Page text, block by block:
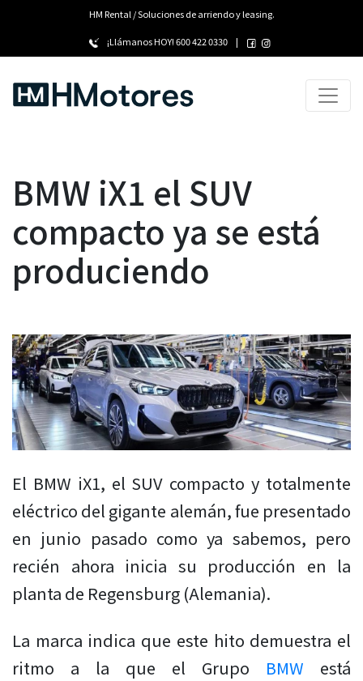
HM Rental / Soluciones de arriendo y leasing.
¡Llámanos HOY!600 422 0330 |
BMW iX1 el SUV
compacto ya se está
produciendo
El BMW iX1, el SUV compacto y totalmente
eléctrico del gigante alemán, fue presentado
en junio pasado como ya sabemos, pero
recién ahora inicia su producción en la
planta de Regensburg (Alemania).
La marca indica que este hito demuestra el
ritmo a la que el Grupo BMW está